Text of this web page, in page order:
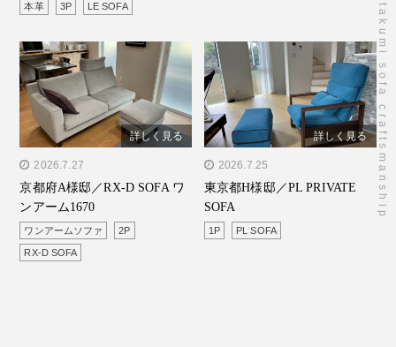
takumi sofa craftsmanship
本革 3P LE SOFA
" alt="京都府A様邸／RX-D
SOFA ワンアーム1670"/>
詳しく見る
2026.7.27
京都府A様邸／RX-D SOFA ワ
ンアーム1670
ワンアームソファ 2P
RX-D SOFA
" alt="東京都H様邸／PL
PRIVATE SOFA"/>
詳しく見る
2026.7.25
東京都H様邸／PL PRIVATE
SOFA
1P PL SOFA